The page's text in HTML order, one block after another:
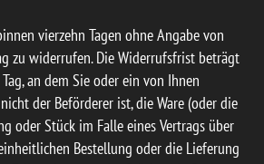
vierzehn Tagen ohne Angabe von
zu widerrufen. Die Widerrufsfrist beträgt
an dem Sie oder ein von Ihnen
der Beförderer ist, die Ware (oder die
oder Stück im Falle eines Vertrags über
Bestellung oder die Lieferung